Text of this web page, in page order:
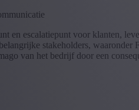
en escalatiepunt voor klanten,
stakeholders,
van het bedrijf door een